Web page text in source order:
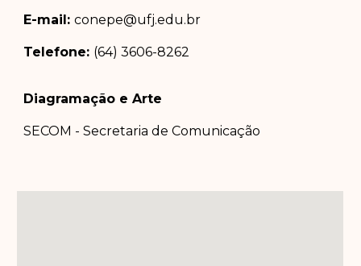
E-mail:conepe@ufj.edu.br
Telefone: (64) 3606-8262
Diagramação e Arte
SECOM - Secretaria de Comunicação